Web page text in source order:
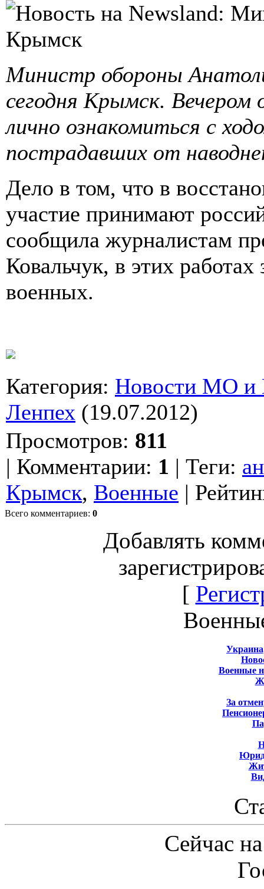
Министр обороны
сегодня Крымск.
лично ознакомиться с
пострадавших от
Дело в том, что в
участие принимают
сообщила журналистам
Ковальчук, в этих
военных.
Категория: Новости МО
Ленпех (19.07.2012)
Просмотров: 811
| Комментарии: 1 | Теги:
Крымск, Военные |
Всего комментариев: 0
Добавлять
[
Военные
За
Сейчас